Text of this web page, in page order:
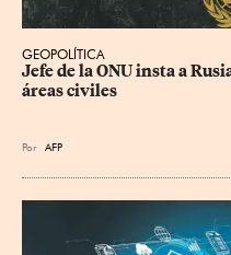
GEOPOLÍTICA
Jefe de la ONU insta a
áreas civiles
Por AFP